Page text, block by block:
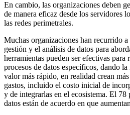
En cambio, las organizaciones deben
de manera eficaz desde los servidores
las redes perimetrales.
Muchas organizaciones han recurrido
gestión y el análisis de datos para
herramientas pueden ser efectivas para
procesos de datos específicos, dando
valor más rápido, en realidad crean
gastos, incluido el costo inicial de
y de integrarlas en el ecosistema. El
datos están de acuerdo en que